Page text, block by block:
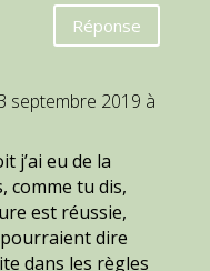
Réponse
septembre 2019 à
j’ai eu de la
comme tu dis,
est réussie,
dire
dans les règles